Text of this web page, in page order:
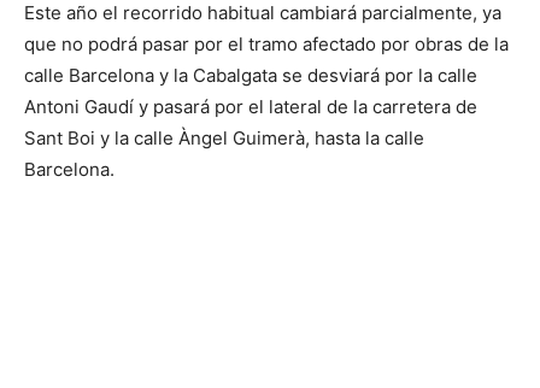
Este año el recorrido habitual cambiará parcialmente, ya
que no podrá pasar por el tramo afectado por obras de la
calle Barcelona y la Cabalgata se desviará por la calle
Antoni Gaudí y pasará por el lateral de la carretera de
Sant Boi y la calle Àngel Guimerà, hasta la calle
Barcelona.